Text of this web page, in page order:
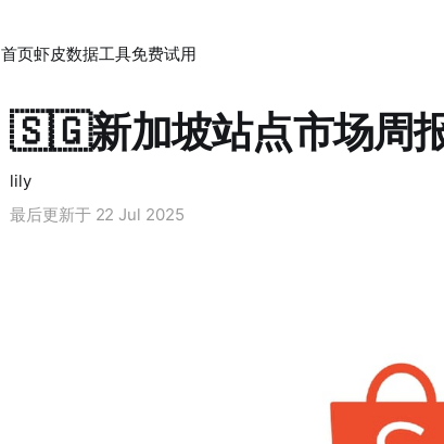
首页虾皮数据工具免费试用
🇸🇬新加坡站点市场周
lily
最后更新于 22 Jul 2025